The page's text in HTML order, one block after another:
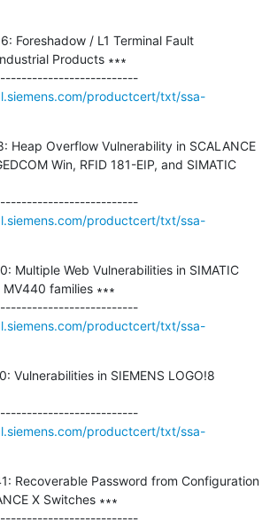
Foreshadow / L1 Terminal Fault
Products ∗∗∗
---------------------------------------------
productcert/txt/ssa-
Heap Overflow Vulnerability in SCALANCE
Win, RFID 181-EIP, and SIMATIC
---------------------------------------------
productcert/txt/ssa-
Multiple Web Vulnerabilities in SIMATIC
families ∗∗∗
---------------------------------------------
productcert/txt/ssa-
Vulnerabilities in SIEMENS LOGO!8
---------------------------------------------
productcert/txt/ssa-
Recoverable Password from Configuration
X Switches ∗∗∗
---------------------------------------------